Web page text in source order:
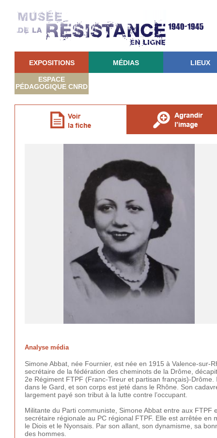
EXPOSITIONS MÉDIAS LIEUX
ESPACE
PÉDAGOGIQUE CNRD
Analyse média
Simone Abbat, née Fournier, est née en 1915 à Valence-
secrétaire de la fédération des cheminots de la Drôme,
2e Régiment FTPF (Franc-Tireur et partisan français)-
dans le Gard, et son corps est jeté dans le Rhône. Son
largement payé son tribut à la lutte contre l’occupant.
Militante du Parti communiste, Simone Abbat entre aux FTPF
secrétaire régionale au PC régional FTPF. Elle est arrêtée
le Diois et le Nyonsais. Par son allant, son dynamisme, sa
des hommes.